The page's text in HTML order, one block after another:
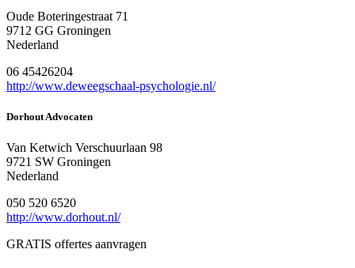
Oude Boteringestraat 71
9712 GG Groningen
Nederland
06 45426204
http://www.deweegschaal-psychologie.nl/
Dorhout Advocaten
Van Ketwich Verschuurlaan 98
9721 SW Groningen
Nederland
050 520 6520
http://www.dorhout.nl/
GRATIS offertes aanvragen